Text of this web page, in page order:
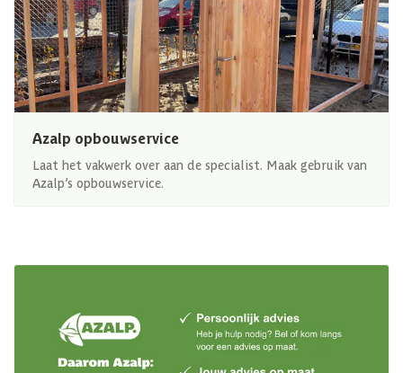
Azalp opbouwservice
Laat het vakwerk over aan de specialist. Maak gebruik van
Azalp’s opbouwservice.